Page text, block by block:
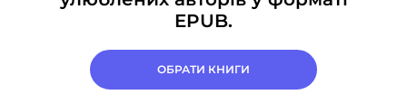
EPUB.
ОБРАТИ КНИГИ